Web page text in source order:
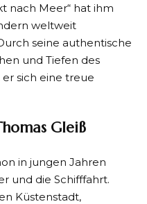
nach Meer“ hat ihm
weltweit
seine authentische
und Tiefen des
sich eine treue
Gleiß
in jungen Jahren
und die Schifffahrt.
Küstenstadt,